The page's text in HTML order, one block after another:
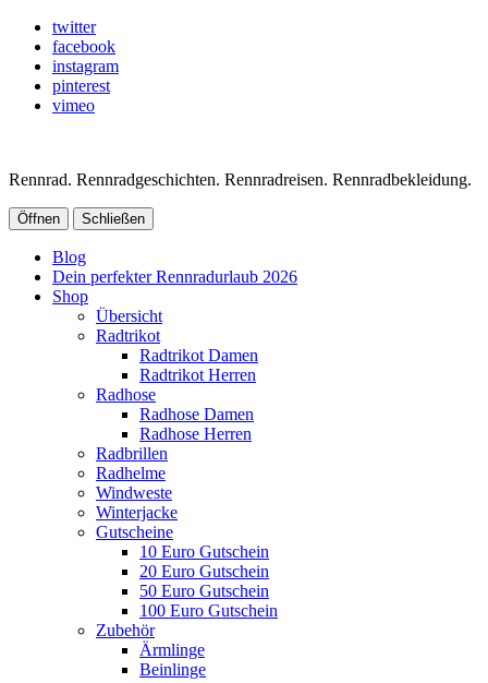
twitter
facebook
instagram
pinterest
vimeo
Rennrad. Rennradgeschichten. Rennradreisen. Rennradbekleidung.
Öffnen Schließen
Blog
Dein perfekter Rennradurlaub 2026
Shop
Übersicht
Radtrikot
Radtrikot Damen
Radtrikot Herren
Radhose
Radhose Damen
Radhose Herren
Radbrillen
Radhelme
Windweste
Winterjacke
Gutscheine
10 Euro Gutschein
20 Euro Gutschein
50 Euro Gutschein
100 Euro Gutschein
Zubehör
Ärmlinge
Beinlinge